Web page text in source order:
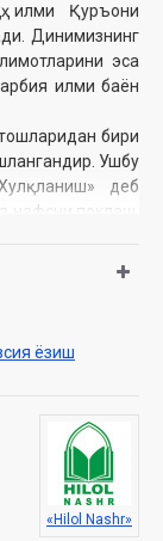
илми Қуръони
Динимизнинг
эса
илми баён
бири
Ушбу
деб
нафсни поклаш,
турли
2021, 2022,
- 464 бет
ёзиш
«Hilol Nashr»